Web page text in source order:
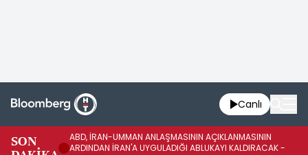
Canlı
SON
ABD, İRAN-UMMAN ANLAŞMASININ AÇIKLANMASININ
ARDINDAN İRAN'A UYGULADIĞI ABLUKAYI KALDIRACAK -